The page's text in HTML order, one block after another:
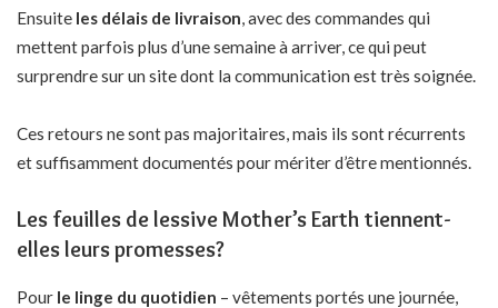
Ensuite les délais de livraison, avec des commandes qui
mettent parfois plus d’une semaine à arriver, ce qui peut
surprendre sur un site dont la communication est très soignée.
Ces retours ne sont pas majoritaires, mais ils sont récurrents
et suffisamment documentés pour mériter d’être mentionnés.
Les feuilles de lessive Mother’s Earth tiennent-
elles leurs promesses?
Pour le linge du quotidien – vêtements portés une journée,